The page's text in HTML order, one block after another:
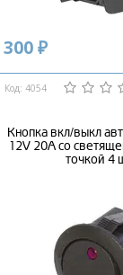
300 ₽
Код: 4054
Кнопка вкл/выкл
12V 20А со
точкой 4